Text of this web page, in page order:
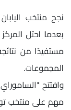
بعدما احتل
مستفيدًا من
المجموعات.
وافتتح
مهم على منتخب